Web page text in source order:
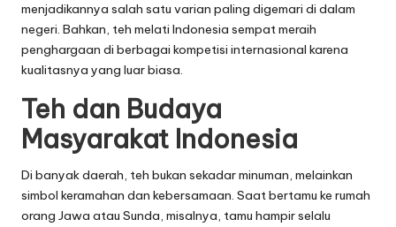
menjadikannya salah satu varian paling digemari di dalam
negeri. Bahkan, teh melati Indonesia sempat meraih
penghargaan di berbagai kompetisi internasional karena
kualitasnya yang luar biasa.
Teh dan Budaya
Masyarakat Indonesia
Di banyak daerah, teh bukan sekadar minuman, melainkan
simbol keramahan dan kebersamaan. Saat bertamu ke rumah
orang Jawa atau Sunda, misalnya, tamu hampir selalu